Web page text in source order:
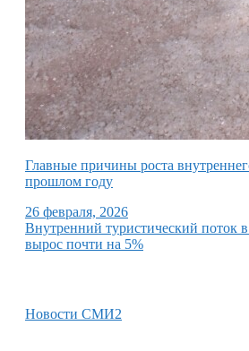
Главные причины роста
прошлом году
26 февраля, 2026
Внутренний туристический поток
вырос почти на 5%
Новости СМИ2